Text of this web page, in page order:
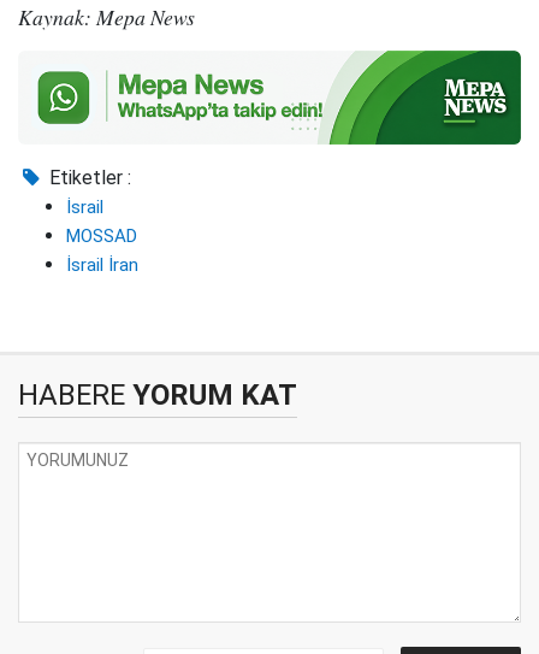
Kaynak: Mepa News
Etiketler :
İsrail
MOSSAD
İsrail İran
HABERE YORUM KAT